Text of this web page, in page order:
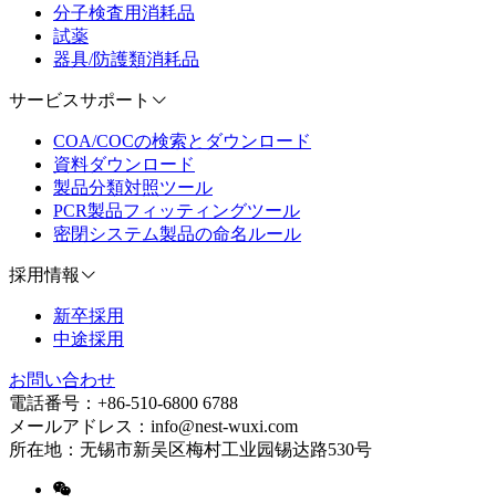
分子検査用消耗品
試薬
器具/防護類消耗品
サービスサポート
COA/COCの検索とダウンロード
資料ダウンロード
製品分類対照ツール
PCR製品フィッティングツール
密閉システム製品の命名ルール
採用情報
新卒採用
中途採用
お問い合わせ
電話番号：+86-510-6800 6788
メールアドレス：info@nest-wuxi.com
所在地：无锡市新吴区梅村工业园锡达路530号